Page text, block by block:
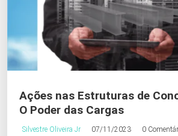
Ações nas Estruturas de
O Poder das Cargas
Silvestre Oliveira Jr 07/11/2023 0